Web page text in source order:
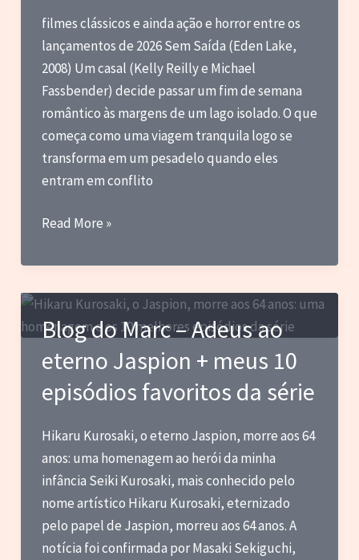
filmes clássicos e ainda ação e horror entre os
lançamentos de 2026 Sem Saída (Eden Lake,
2008) Um casal (Kelly Reilly e Michael
Fassbender) decide passar um fim de semana
romântico às margens de um lago isolado. O que
começa como uma viagem tranquila logo se
transforma em um pesadelo quando eles
entram em conflito
Blog
Marc
–
Notas
sobre
filmes
vi
de
Read More »
Blog do Marc – Adeus ao
eterno Jaspion + meus 10
episódios favoritos da série
Hikaru Kurosaki, o eterno Jaspion, morre aos 64
anos: uma homenagem ao herói da minha
infância Seiki Kurosaki, mais conhecido pelo
nome artístico Hikaru Kurosaki, eternizado
pelo papel de Jaspion, morreu aos 64 anos. A
notícia foi confirmada por Masaki Sekiguchi,